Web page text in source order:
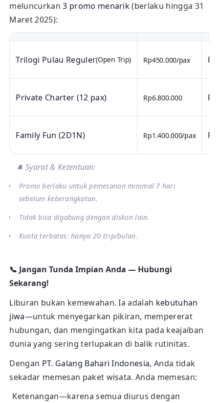
meluncurkan3 promo menarik(berlaku hingga 31
Maret 2025):
Trilogi Pulau Reguler(Open Trip) Rp450.000/pax
Private Charter (12 pax) Rp6.800.000
Family Fun (2D1N) Rp1.400.000/pax
🔔Syarat & Ketentuan:
Promo berlaku untuk pemesanan minimal 7 hari
sebelum keberangkatan.
Tidak bisa digabung dengan diskon lain.
Kuota terbatas: hanya 20 trip/bulan.
📞 Jangan Tunda Impian Anda — Hubungi
Sekarang!
Liburan bukan kemewahan. Ia adalah kebutuhan
jiwa—untuk menyegarkan pikiran, mempererat
hubungan, dan mengingatkan kita pada keajaiban
dunia yang sering terlupakan di balik rutinitas.
Dengan PT. Galang Bahari Indonesia, Anda tidak
sekadar memesan paket wisata. Anda memesan:
Ketenangan—karena semua diurus dengan